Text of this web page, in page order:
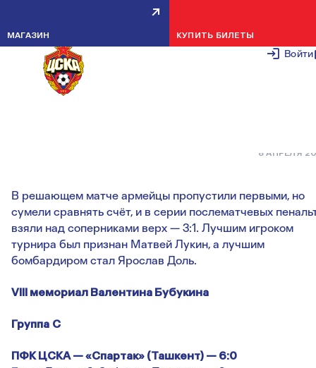
Войти
МАГАЗИН КУПИТЬ БИЛЕТЫ
АРМЕЙЦЫ СТАЛИ
ПОБЕДИТЕЛЯМИ VIII
МЕМОРИАЛА ВАЛЕНТИНА
8 АПРЕЛЯ
В решающем матче армейцы пропустили первыми, но
сумели сравнять счёт, и в серии послематчевых
взяли над соперниками верх — 3:1. Лучшим игроком
турнира был признан Матвей Лукин, а лучшим
бомбардиром стал Ярослав Доль.
VIII мемориал Валентина Бубукина
Группа С
ПФК ЦСКА — «Спартак» (Ташкент) — 6:0